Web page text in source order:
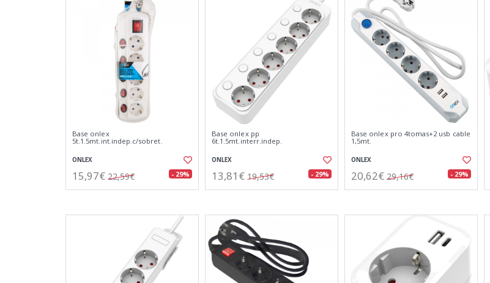
Base onlex
5t.1.5mt.int.indep.c/sobret.
ONLEX
15,97€ 22,59€ - 29%
Base onlex pp
6t.1.5mt.interr.indep.
ONLEX
13,81€ 19,53€ - 29%
Base onlex pro 4tomas+2 usb cable
1,5mt.
ONLEX
20,62€ 29,16€ - 29%